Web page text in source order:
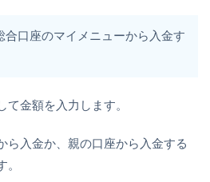
口座のマイメニューから入金す
金額を入力します。
ら入金か、親の口座から入金する